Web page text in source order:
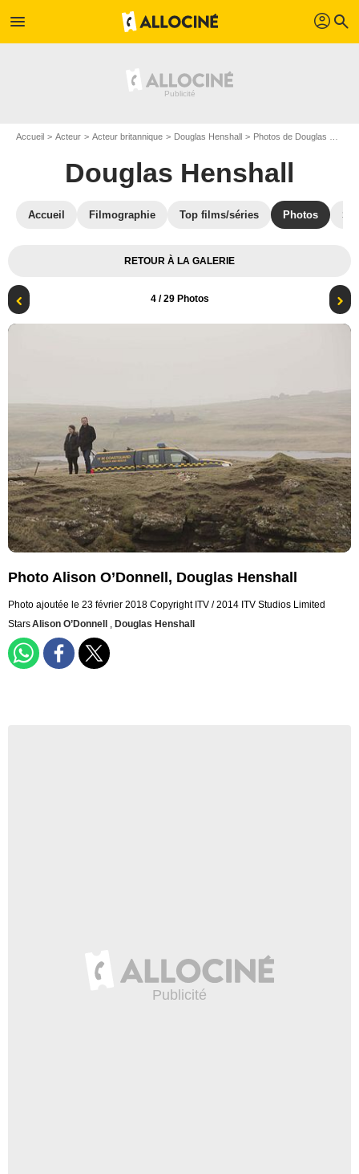
menu profil search
Accueil Acteur Acteur britannique Douglas Henshall Photos de Douglas Henshall
Douglas Henshall
Accueil Filmographie Top films/séries Photos
RETOUR À LA GALERIE
4/ 29 Photos
Photo Alison O’Donnell, Douglas Henshall
Photo ajoutée le 23 février 2018 Copyright ITV / 2014 ITV Studios Limited
StarsAlison O’Donnell , Douglas Henshall